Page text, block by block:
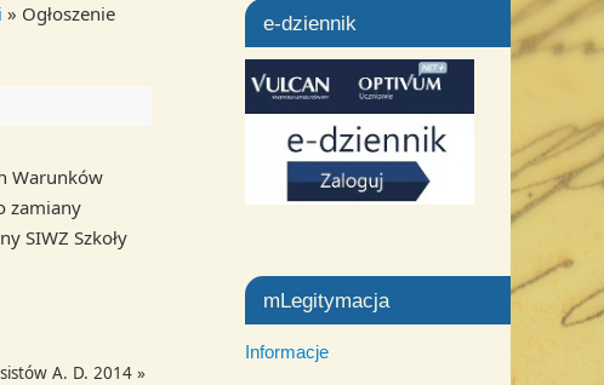
» Ogłoszenie
Warunków
zamiany
SIWZ Szkoły
A. D. 2014 »
e-dziennik
mLegitymacja
Informacje